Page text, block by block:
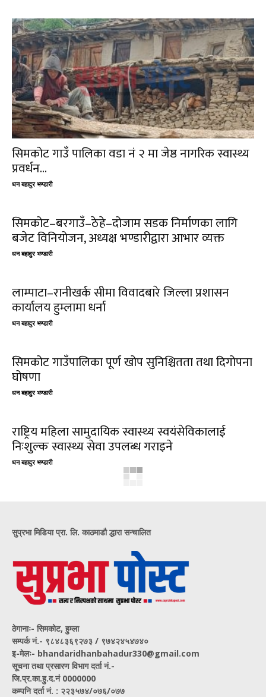
सिमकोट गाउँ पालिका वडा नं २ मा जेष्ठ नागरिक स्वास्थ्य
प्रवर्धन...
धन बहादुर भण्डारी
सिमकोट–बरगाउँ–ठेहे–दोजाम सडक निर्माणका लागि
बजेट विनियोजन, अध्यक्ष भण्डारीद्वारा आभार व्यक्त
धन बहादुर भण्डारी
लाम्पाटा–रानीखर्क सीमा विवादबारे जिल्ला प्रशासन
कार्यालय हुम्लामा धर्ना
धन बहादुर भण्डारी
सिमकोट गाउँपालिका पूर्ण खोप सुनिश्चितता तथा दिगोपना
घोषणा
धन बहादुर भण्डारी
राष्ट्रिय महिला सामुदायिक स्वास्थ्य स्वयंसेविकालाई
निःशुल्क स्वास्थ्य सेवा उपलब्ध गराइने
धन बहादुर भण्डारी
सुप्रभा मिडिया प्रा. लि. काठमाडौ द्धारा सन्चालित
ठेगानाः- सिमकोट, हुम्ला
सम्पर्क नं‍.- ९८४८३६९२७३ / ९७४२४५४७४०
इ-मेलः- bhandaridhanbahadur330@gmail.com
सूचना तथा प्रसारण विभाग दर्ता नं.-
जि.प्र.का.हु.द.नं 0000000
कम्पनि दर्ता नं. : २२३५७४/०७६/०७७